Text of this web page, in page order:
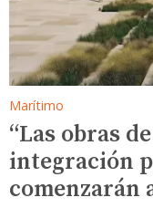
Marítimo
“Las obras
integración
comenzarán